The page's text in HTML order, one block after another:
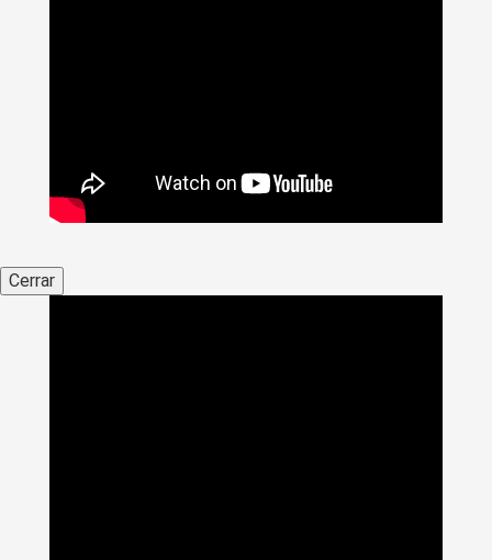
Cerrar